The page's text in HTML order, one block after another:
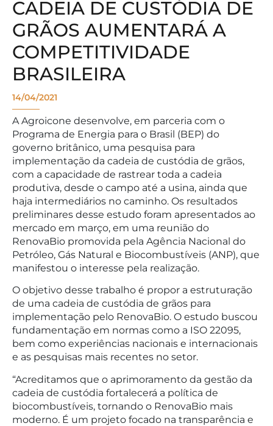
CADEIA DE CUSTÓDIA DE
GRÃOS AUMENTARÁ A
COMPETITIVIDADE
BRASILEIRA
14/04/2021
A Agroicone desenvolve, em parceria com o
Programa de Energia para o Brasil (BEP) do
governo britânico, uma pesquisa para
implementação da cadeia de custódia de grãos,
com a capacidade de rastrear toda a cadeia
produtiva, desde o campo até a usina, ainda que
haja intermediários no caminho. Os resultados
preliminares desse estudo foram apresentados ao
mercado em março, em uma reunião do
RenovaBio promovida pela Agência Nacional do
Petróleo, Gás Natural e Biocombustíveis (ANP), que
manifestou o interesse pela realização.
O objetivo desse trabalho é propor a estruturação
de uma cadeia de custódia de grãos para
implementação pelo RenovaBio. O estudo buscou
fundamentação em normas como a ISO 22095,
bem como experiências nacionais e internacionais
e as pesquisas mais recentes no setor.
“Acreditamos que o aprimoramento da gestão da
cadeia de custódia fortalecerá a política de
biocombustíveis, tornando o RenovaBio mais
moderno. É um projeto focado na transparência e